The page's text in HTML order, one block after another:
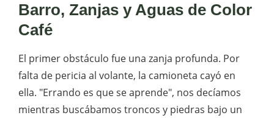
Barro, Zanjas y Aguas de Color
Café
El primer obstáculo fue una zanja profunda. Por
falta de pericia al volante, la camioneta cayó en
ella. "Errando es que se aprende", nos decíamos
mientras buscábamos troncos y piedras bajo un